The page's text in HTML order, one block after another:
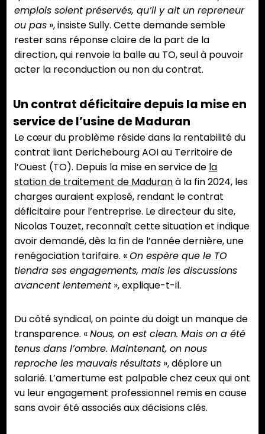
emplois soient préservés, qu’il y ait un repreneur
ou pas », insiste Sully. Cette demande semble
rester sans réponse claire de la part de la
direction, qui renvoie la balle au TO, seul à pouvoir
acter la reconduction ou non du contrat.
Un contrat déficitaire depuis la mise en
service de l’usine de Maduran
Le cœur du problème réside dans la rentabilité du
contrat liant Derichebourg AOI au Territoire de
l’Ouest (TO). Depuis la mise en service de la
station de traitement de Maduranà la fin 2024, les
charges auraient explosé, rendant le contrat
déficitaire pour l’entreprise. Le directeur du site,
Nicolas Touzet, reconnaît cette situation et indique
avoir demandé, dès la fin de l’année dernière, une
renégociation tarifaire. «On espère que le TO
tiendra ses engagements, mais les discussions
avancent lentement », explique-t-il.
Du côté syndical, on pointe du doigt un manque de
transparence. «Nous, on est clean. Mais on a été
tenus dans l’ombre. Maintenant, on nous
reproche les mauvais résultats », déplore un
salarié. L’amertume est palpable chez ceux qui ont
vu leur engagement professionnel remis en cause
sans avoir été associés aux décisions clés.